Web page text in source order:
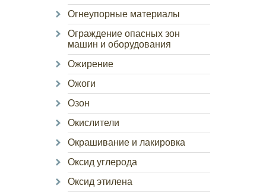
Огнеупорные материалы
Ограждение опасных зон
машин и оборудования
Ожирение
Ожоги
Озон
Окислители
Окрашивание и лакировка
Оксид углерода
Оксид этилена